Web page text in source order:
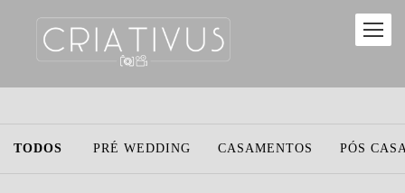
TODOS PRÉ WEDDING CASAMENTOS PÓS